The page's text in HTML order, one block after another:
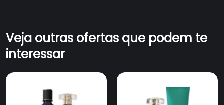
Veja outras ofertas que podem te
interessar